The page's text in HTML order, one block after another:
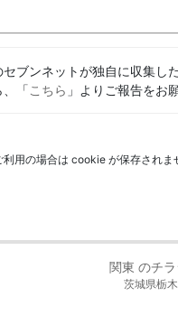
ブンネットが独自に収集
「こちら 」よりご報告をお
用の場合は cookie が保存されま
関東 のチラ
茨城県栃